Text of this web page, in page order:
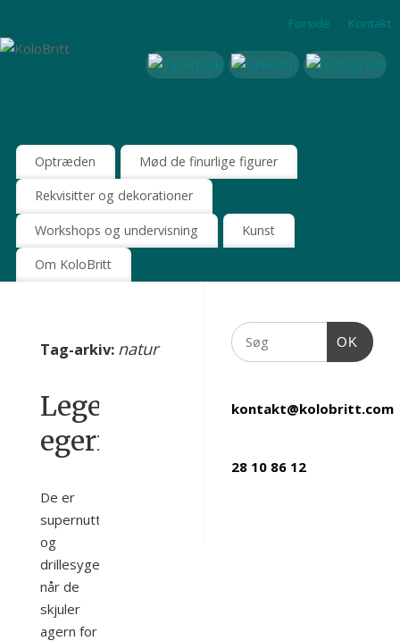
Forside Kontakt
Optræden Mød de finurlige figurer
Rekvisitter og dekorationer
Workshops og undervisning Kunst
Om KoloBritt
Tag-arkiv: natur
Legesyge
egern
De er
supernuttede
og
drillesyge,
når de
skjuler
agern for
OK
kontakt@kolobritt.com
28 10 86 12